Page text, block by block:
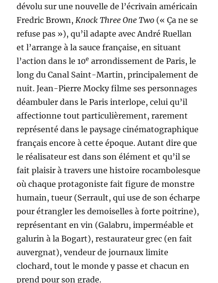
dévolu sur une nouvelle de l’écrivain américain
Fredric Brown, Knock Three One Two (« Ça ne se
refuse pas »), qu’il adapte avec André Ruellan
et l’arrange à la sauce française, en situant
l’action dans le 10e arrondissement de Paris, le
long du Canal Saint-Martin, principalement de
nuit. Jean-Pierre Mocky filme ses personnages
déambuler dans le Paris interlope, celui qu’il
affectionne tout particulièrement, rarement
représenté dans le paysage cinématographique
français encore à cette époque. Autant dire que
le réalisateur est dans son élément et qu’il se
fait plaisir à travers une histoire rocambolesque
où chaque protagoniste fait figure de monstre
humain, tueur (Serrault, qui use de son écharpe
pour étrangler les demoiselles à forte poitrine),
représentant en vin (Galabru, imperméable et
galurin à la Bogart), restaurateur grec (en fait
auvergnat), vendeur de journaux limite
clochard, tout le monde y passe et chacun en
prend pour son grade.